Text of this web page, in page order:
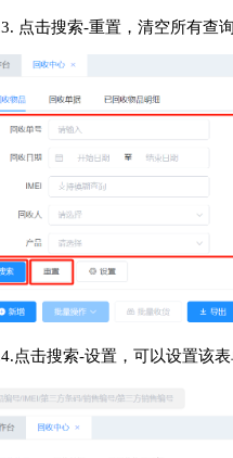
点击搜索-重置，清空所有查
点击搜索-设置，可以设置该